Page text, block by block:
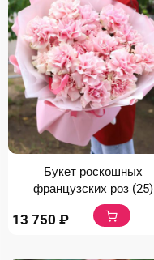
Букет роскошных
французских роз (25)
13 750 ₽